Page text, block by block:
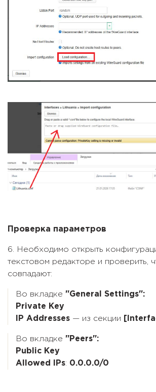
Проверка параметров
6. Необходимо открыть
текстовом редакторе и проверить,
совпадают:
Во вкладке "General Settings":
Private Key
IP Addresses — из секции
Во вкладке "Peers":
Public Key
Allowed IPs: 0.0.0.0/0